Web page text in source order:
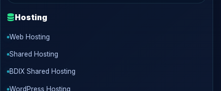
Hosting
Web Hosting
Shared Hosting
BDIX Shared Hosting
WordPress Hosting